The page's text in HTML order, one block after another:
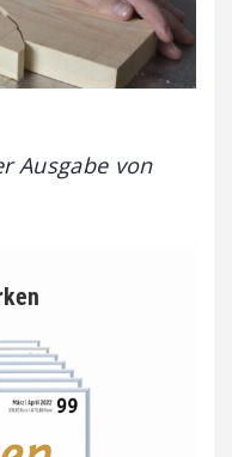
Ausgabe von